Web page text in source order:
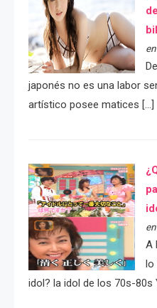
japonés no es una labor
artístico posee matices […]
A
lo
idol? la idol de los 70s-80s